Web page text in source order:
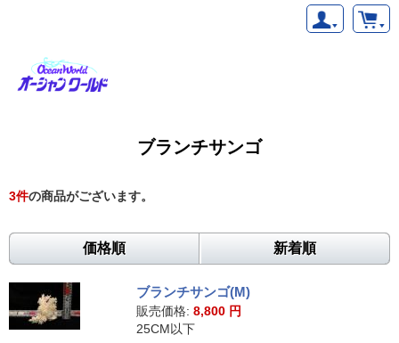
ブランチサンゴ
3件の商品がございます。
価格順 新着順
ブランチサンゴ(M)
販売価格: 8,800 円
25CM以下